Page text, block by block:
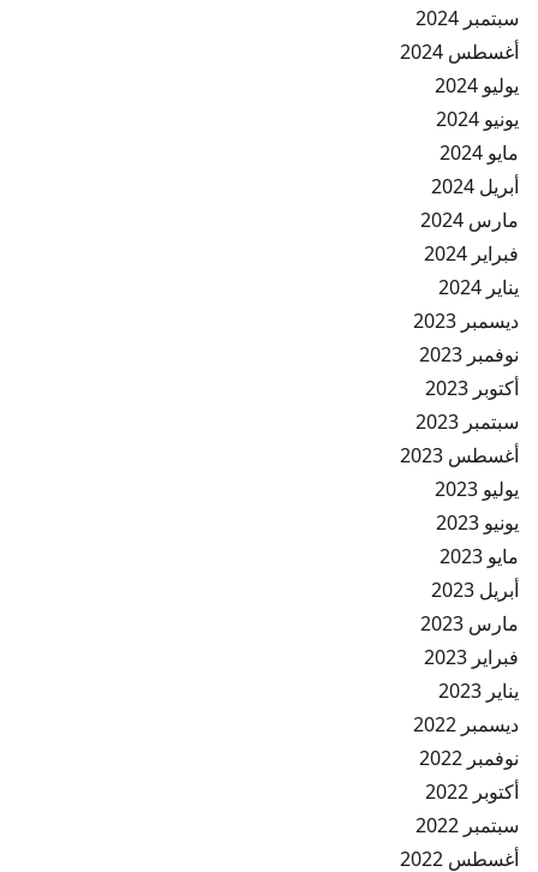
سبتمبر 2024
أغسطس 2024
يوليو 2024
يونيو 2024
مايو 2024
أبريل 2024
مارس 2024
فبراير 2024
يناير 2024
ديسمبر 2023
نوفمبر 2023
أكتوبر 2023
سبتمبر 2023
أغسطس 2023
يوليو 2023
يونيو 2023
مايو 2023
أبريل 2023
مارس 2023
فبراير 2023
يناير 2023
ديسمبر 2022
نوفمبر 2022
أكتوبر 2022
سبتمبر 2022
أغسطس 2022